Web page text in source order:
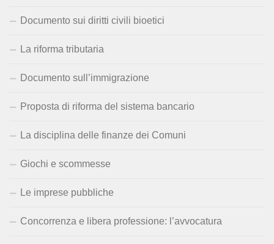
Documento sui diritti civili bioetici
La riforma tributaria
Documento sull’immigrazione
Proposta di riforma del sistema bancario
La disciplina delle finanze dei Comuni
Giochi e scommesse
Le imprese pubbliche
Concorrenza e libera professione: l’avvocatura